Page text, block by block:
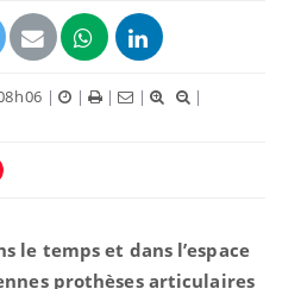
| | | |
|
le temps et dans l’espace
prothèses articulaires